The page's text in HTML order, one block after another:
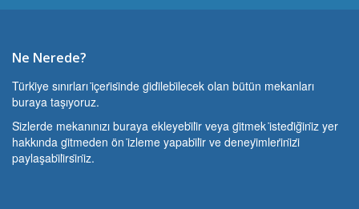
Ne Nerede?
Türki̇ye sınırları i̇çeri̇si̇nde gi̇di̇lebi̇lecek olan bütün mekanları
buraya taşıyoruz.
Si̇zlerde mekanınızı buraya ekleyebi̇li̇r veya gi̇tmek i̇stedi̇ği̇ni̇z yer
hakkında gi̇tmeden ön i̇zleme yapabi̇li̇r ve deneyi̇mleri̇ni̇zi̇
paylaşabi̇li̇rsi̇ni̇z.